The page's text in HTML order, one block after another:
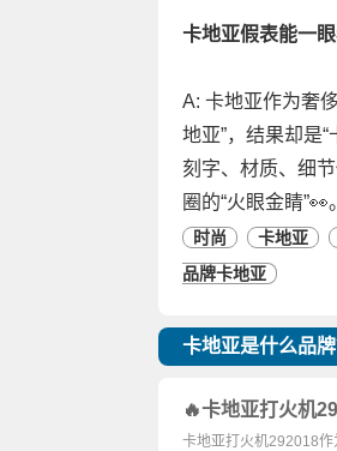
卡地亚假表能一
A: 卡地亚作为奢
地亚”，结果却是
刻字、材质、细
圈的“火眼金睛”👀。
时尚 卡地亚
品牌卡地亚
卡地亚是什么品
🔥卡地亚打火机
卡地亚打火机292018作